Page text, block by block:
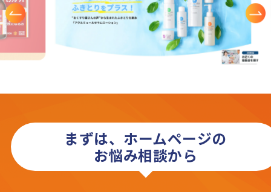
まずは、ホームページの
お悩み相談から